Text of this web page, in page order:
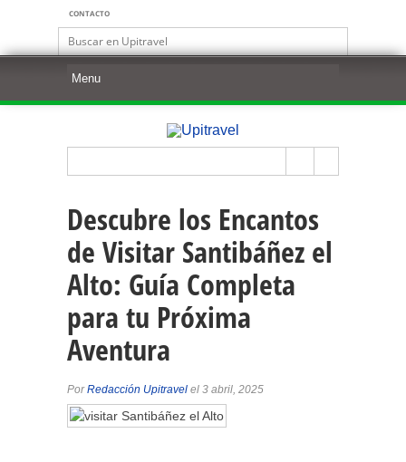
CONTACTO
Descubre los Encantos
de Visitar Santibáñez el
Alto: Guía Completa
para tu Próxima
Aventura
PorRedacción Upitravel el 3 abril, 2025